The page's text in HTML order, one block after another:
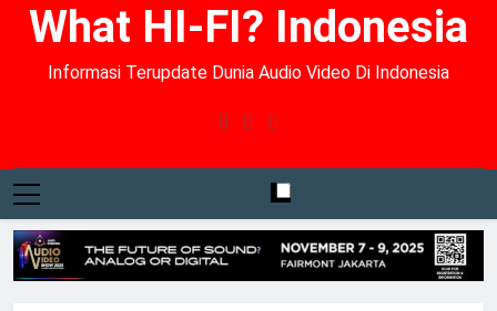
What HI-FI? Indonesia
Informasi Terupdate Dunia Audio Video Di Indonesia